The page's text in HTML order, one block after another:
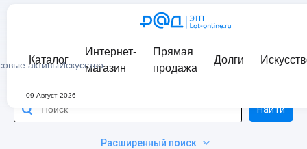
активыИскусство
Каталог
Интернет-
магазин
Прямая
продажа
Долги
09 Август 2026
Расширенный поиск
Найти